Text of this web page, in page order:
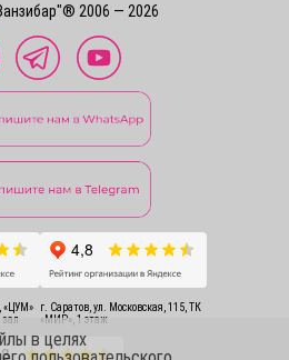
2006 — 2026
«ЦУМ»
г. Саратов, ул. Московская, 115, ТК
«МИР», 1 этаж
в целях